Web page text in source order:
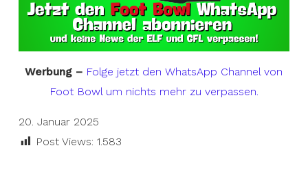
Werbung – Folge jetzt den WhatsApp Channel von
Foot Bowl um nichts mehr zu verpassen.
20. Januar 2025
Post Views: 1.583